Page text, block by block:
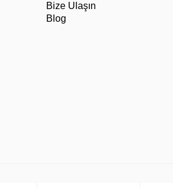
Bize Ulaşın
Blog